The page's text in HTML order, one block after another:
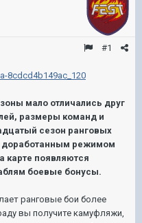
#1
мало отличались друг
размеры команд и
сезон ранговых
доработанным режимом
карте появляются
боевые бонусы.
ранговые бои более
вы получите камуфляжи,